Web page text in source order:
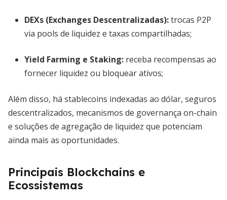
DEXs (Exchanges Descentralizadas):trocas P2P
via pools de liquidez e taxas compartilhadas;
Yield Farming e Staking: receba recompensas ao
fornecer liquidez ou bloquear ativos;
Além disso, há stablecoins indexadas ao dólar, seguros
descentralizados, mecanismos de governança on-chain
e soluções de agregação de liquidez que potenciam
ainda mais as oportunidades.
Principais Blockchains e
Ecossistemas